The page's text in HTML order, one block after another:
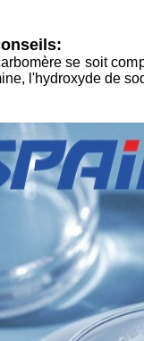
se soit
l'hydroxyde de